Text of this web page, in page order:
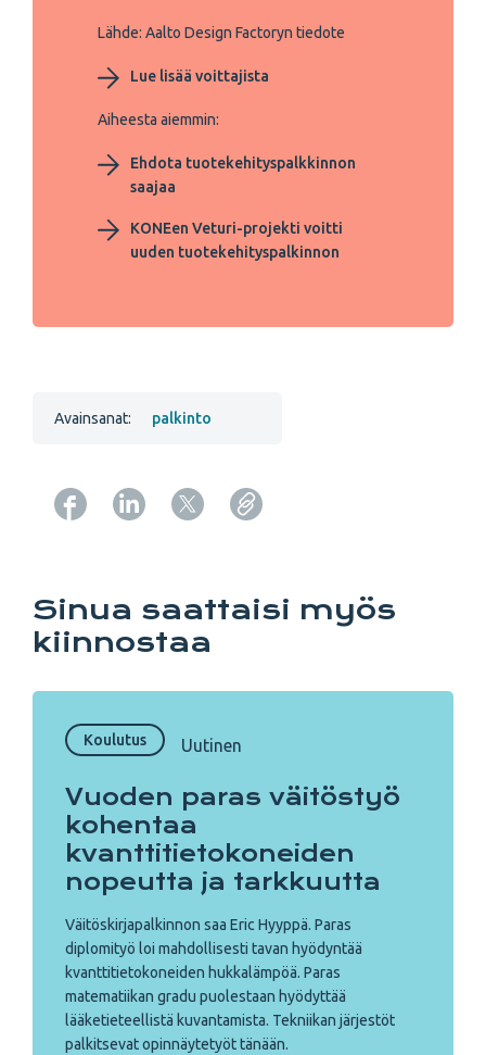
Lähde: Aalto Design Factoryn tiedote
Lue lisää voittajista
Aiheesta aiemmin:
Ehdota tuotekehityspalkkinnon
saajaa
KONEen Veturi-projekti voitti
uuden tuotekehityspalkinnon
Avainsanat: palkinto
Sinua saattaisi myös
kiinnostaa
Koulutus Uutinen
Vuoden paras väitöstyö
kohentaa
kvanttitietokoneiden
nopeutta ja tarkkuutta
Väitöskirjapalkinnon saa Eric Hyyppä. Paras
diplomityö loi mahdollisesti tavan hyödyntää
kvanttitietokoneiden hukkalämpöä. Paras
matematiikan gradu puolestaan hyödyttää
lääketieteellistä kuvantamista. Tekniikan järjestöt
palkitsevat opinnäytetyöt tänään.